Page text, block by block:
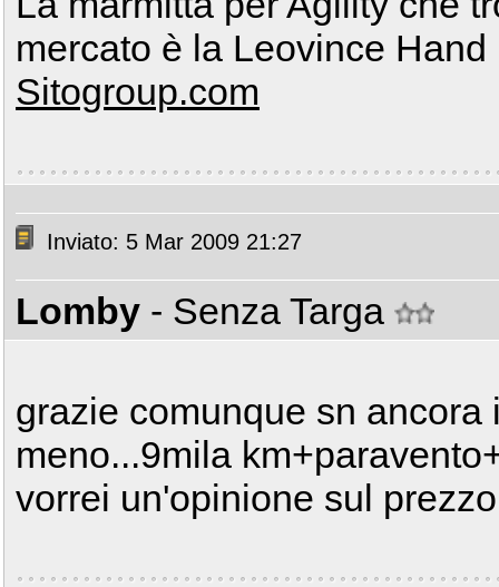
mercato è la Leovince
Sitogroup.com
Inviato: 5 Mar 2009 21:27
Lomby - Senza Targa
grazie comunque sn
meno...9mila
vorrei un'opinione sul prezzo